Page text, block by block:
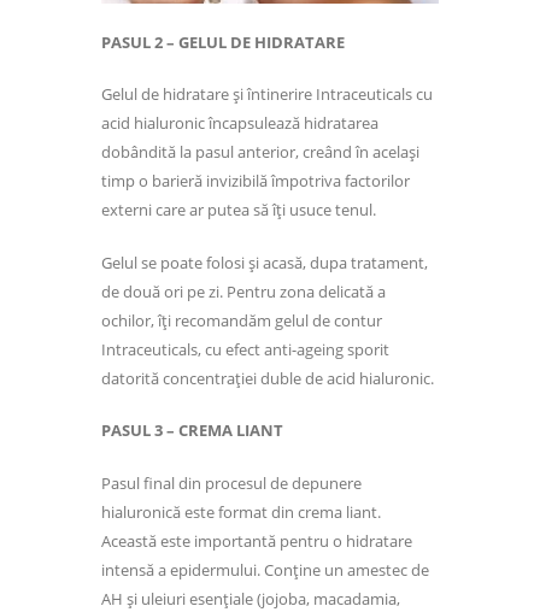
PASUL 2 – GELUL DE HIDRATARE
Gelul de hidratare și întinerire Intraceuticals cu
acid hialuronic încapsulează hidratarea
dobândită la pasul anterior, creând în același
timp o barieră invizibilă împotriva factorilor
externi care ar putea să îți usuce tenul.
Gelul se poate folosi și acasă, dupa tratament,
de două ori pe zi. Pentru zona delicată a
ochilor, îți recomandăm gelul de contur
Intraceuticals, cu efect anti-ageing sporit
datorită concentrației duble de acid hialuronic.
PASUL 3 – CREMA LIANT
Pasul final din procesul de depunere
hialuronică este format din crema liant.
Această este importantă pentru o hidratare
intensă a epidermului. Conține un amestec de
AH și uleiuri esențiale (jojoba, macadamia,